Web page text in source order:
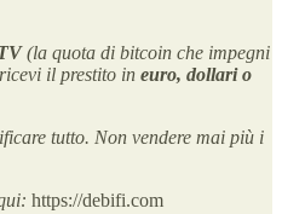
(la quota di bitcoin che impegni
il prestito in euro, dollari o
tutto. Non vendere mai più i
https://debifi.com